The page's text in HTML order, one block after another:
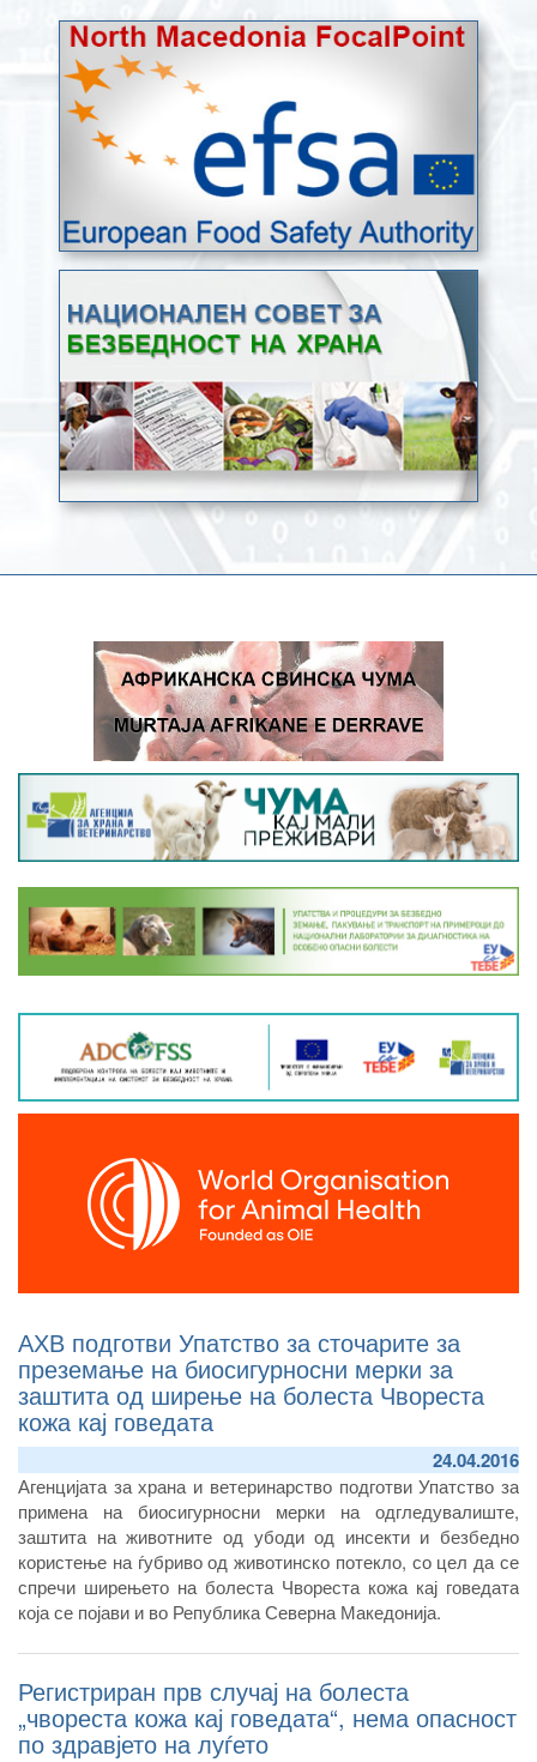
АХВ подготви Упатство за сточарите за
преземање на биосигурносни мерки за
заштита од ширење на болеста Чвореста
кожа кај говедата
24.04.2016
Агенцијата за храна и ветеринарство подготви Упатство за
примена на биосигурносни мерки на одгледувалиште,
заштита на животните од убоди од инсекти и безбедно
користење на ѓубриво од животинско потекло, со цел да се
спречи ширењето на болеста Чвореста кожа кај говедата
која се појави и во Република Северна Македонија.
Регистриран прв случај на болеста
„чвореста кожа кај говедата“, нема опасност
по здравјето на луѓето